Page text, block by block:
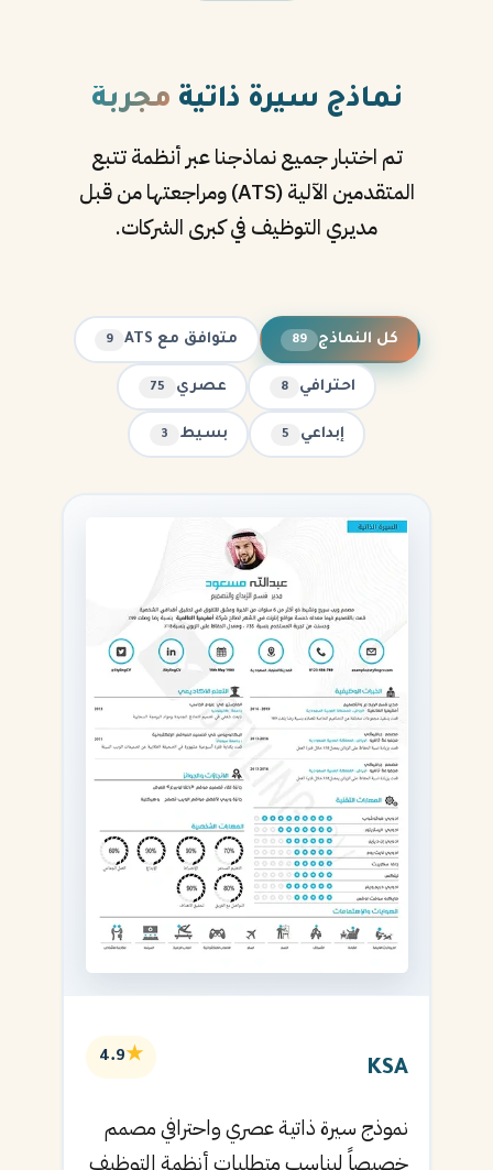
نماذج سيرة ذاتية مجربة
تم اختبار جميع نماذجنا عبر أنظمة تتبع
المتقدمين الآلية (ATS) ومراجعتها من قبل
مديري التوظيف في كبرى الشركات.
كل النماذج 89 متوافق مع ATS 9
احترافي 8 عصري 75
إبداعي 5 بسيط 3
KSA
★
4.9
نموذج سيرة ذاتية عصري واحترافي مصمم
خصيصاً ليناسب متطلبات أنظمة التوظيف